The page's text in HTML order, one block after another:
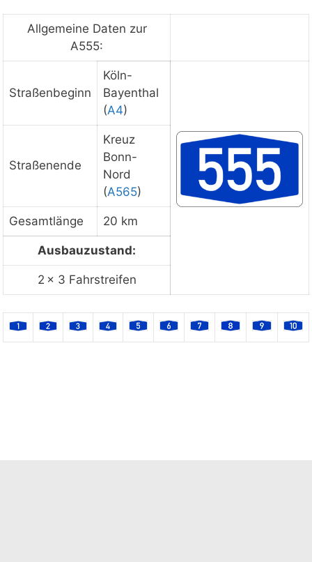
Staukarte laden
Allgemeine Daten zur
A555:
Straßenbeginn
Köln-
Bayenthal
(A4)
Straßenende
Kreuz
Bonn-
Nord
(A565)
Gesamtlänge 20 km
Ausbauzustand:
2 × 3 Fahrstreifen